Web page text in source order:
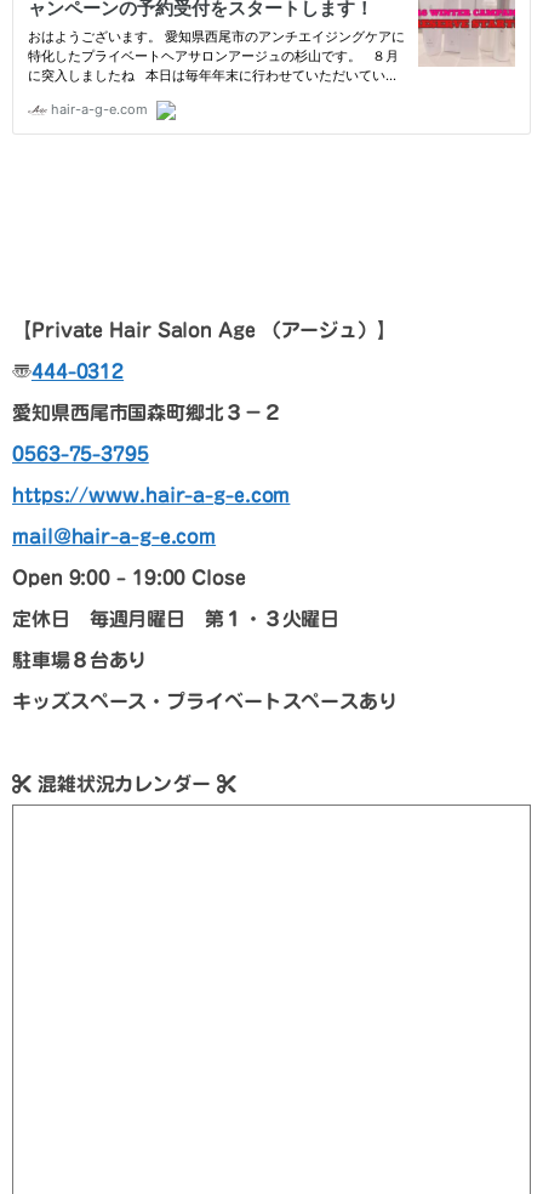
【Private Hair Salon Age （アージュ） 】
〠444-0312
愛知県西尾市国森町郷北３－２
0563-75-3795
https://www.hair-a-g-e.com
mail@hair-a-g-e.com
Open 9:00 – 19:00 Close
定休日 毎週月曜日 第１・３火曜日
駐車場８台あり
キッズスペース・プライベートスペースあり
混雑状況カレンダー